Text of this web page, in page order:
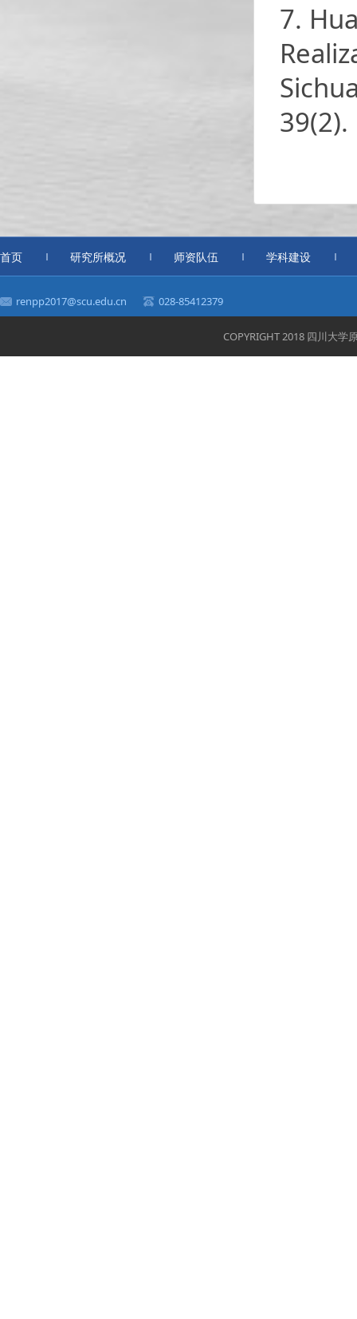
7.
39(2).
首页 研究所概况 师资队伍 学科建设
renpp2017@scu.edu.cn 028-85412379
COPYRIGHT 2018 四川大学